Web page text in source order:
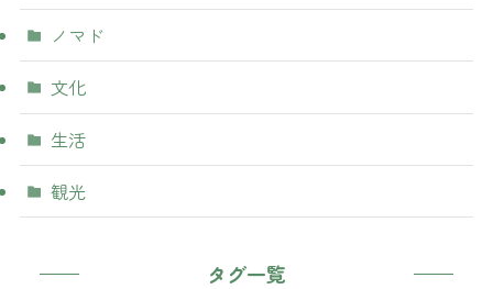
ノマド
文化
生活
観光
タグ一覧